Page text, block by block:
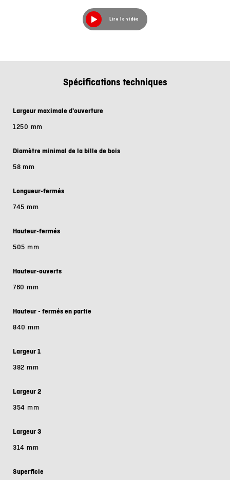
Lire la vidéo
Spécifications techniques
Largeur maximale d'ouverture
1250 mm
Diamètre minimal de la bille de bois
58 mm
Longueur-fermés
745 mm
Hauteur-fermés
505 mm
Hauteur-ouverts
760 mm
Hauteur - fermés en partie
840 mm
Largeur 1
382 mm
Largeur 2
354 mm
Largeur 3
314 mm
Superficie